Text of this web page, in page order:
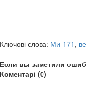
Ключові слова: Ми-171 ,
Если вы заметили
Коментарі (0)